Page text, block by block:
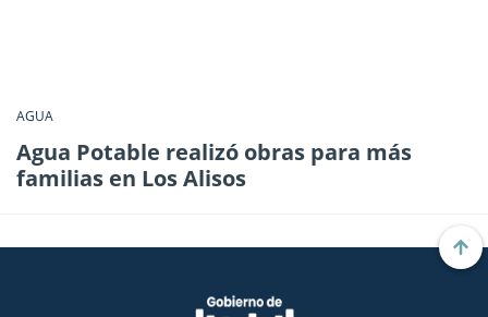
AGUA
Agua Potable realizó obras para más
familias en Los Alisos